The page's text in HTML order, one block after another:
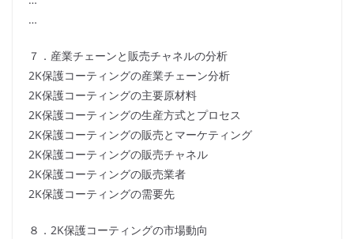
…
７．産業チェーンと販売チャネルの分析
2K保護コーティングの産業チェーン分析
2K保護コーティングの主要原材料
2K保護コーティングの生産方式とプロセス
2K保護コーティングの販売とマーケティング
2K保護コーティングの販売チャネル
2K保護コーティングの販売業者
2K保護コーティングの需要先
８．2K保護コーティングの市場動向